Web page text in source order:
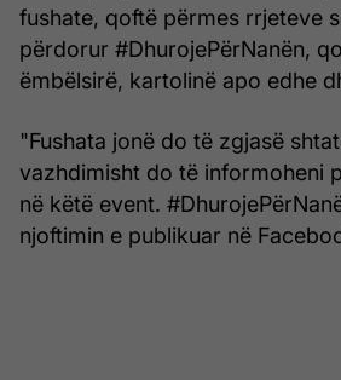
fushate, qoftë përmes rrjeteve
përdorur #DhurojePërNanën,
ëmbëlsirë, kartolinë apo edhe
"Fushata jonë do të zgjasë
vazhdimisht do të informoheni
në këtë event.
njoftimin e publikuar në